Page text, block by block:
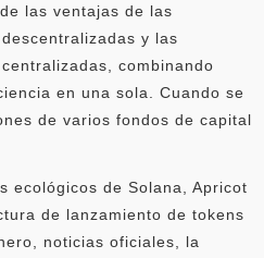
las ventajas de las
y las
combinando
en una sola. Cuando se
de varios fondos de capital
ecológicos de Solana, Apricot
de lanzamiento de tokens
noticias oficiales, la